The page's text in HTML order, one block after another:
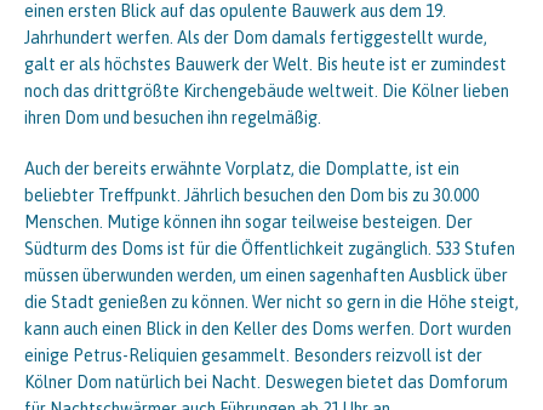
einen ersten Blick auf das opulente Bauwerk aus dem 19.
Jahrhundert werfen. Als der Dom damals fertiggestellt wurde,
galt er als höchstes Bauwerk der Welt. Bis heute ist er zumindest
noch das drittgrößte Kirchengebäude weltweit. Die Kölner lieben
ihren Dom und besuchen ihn regelmäßig.
Auch der bereits erwähnte Vorplatz, die Domplatte, ist ein
beliebter Treffpunkt. Jährlich besuchen den Dom bis zu 30.000
Menschen. Mutige können ihn sogar teilweise besteigen. Der
Südturm des Doms ist für die Öffentlichkeit zugänglich. 533 Stufen
müssen überwunden werden, um einen sagenhaften Ausblick über
die Stadt genießen zu können. Wer nicht so gern in die Höhe steigt,
kann auch einen Blick in den Keller des Doms werfen. Dort wurden
einige Petrus-Reliquien gesammelt. Besonders reizvoll ist der
Kölner Dom natürlich bei Nacht. Deswegen bietet das Domforum